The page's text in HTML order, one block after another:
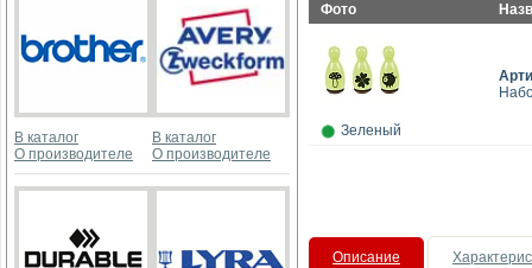
В каталог
О производителе
В каталог
О производителе
Фото
Зеленый
Описание